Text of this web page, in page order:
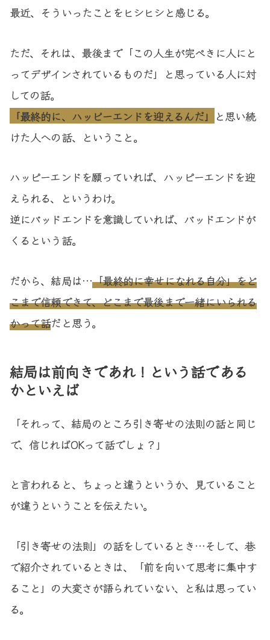
最近、そういったことをヒシヒシと感じる。
ただ、それは、最後まで「この人生が完ぺきに人にと
ってデザインされているものだ」と思っている人に対
しての話。
「最終的に、ハッピーエンドを迎えるんだ」 と思い続
けた人への話、ということ。
ハッピーエンドを願っていれば、ハッピーエンドを迎
えられる、というわけ。
逆にバッドエンドを意識していれば、バッドエンドが
くるという話。
だから、結局は…「最終的に幸せになれる自分」をど
こまで信頼できて、どこまで最後まで一緒にいられる
かって話だと思う。
結局は前向きであれ！という話である
かといえば
「それって、結局のところ引き寄せの法則の話と同じ
で、信じればOKって話でしょ？」
と言われると、ちょっと違うというか、見ていること
が違うということを伝えたい。
「引き寄せの法則」の話をしているとき…そして、巷
で紹介されているときは、「前を向いて思考に集中す
ること」の大変さが語られていない、と私は思ってい
る。